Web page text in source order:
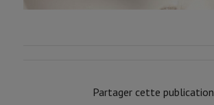
Partager cette publication